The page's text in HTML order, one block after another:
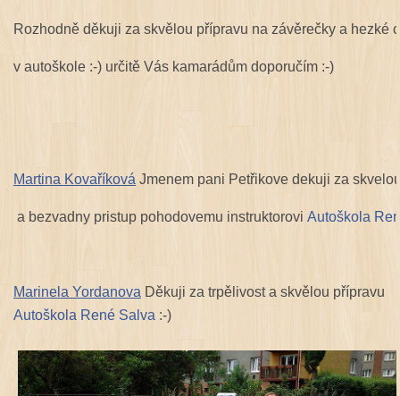
Rozhodně děkuji za skvělou přípravu na závěrečky a hezké
v autoškole :-) určitě Vás kamarádům doporučím :-)
Martina Kovaříková Jmenem pani Petřikove dekuji za
a bezvadny pristup pohodovemu instruktorovi Autoškola
Marinela Yordanova Děkuji za trpělivost a skvělou přípravu
Autoškola René Salva :-)